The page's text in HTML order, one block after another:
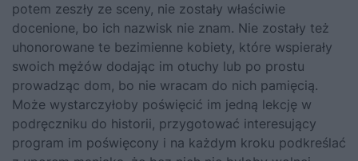
potem zeszły ze sceny, nie zostały właściwie
docenione, bo ich nazwisk nie znam. Nie zostały też
uhonorowane te bezimienne kobiety, które wspierały
swoich mężów dodając im otuchy lub po prostu
prowadząc dom, bo nie wracam do nich pamięcią.
Może wystarczyłoby poświęcić im jedną lekcję w
podręczniku do historii, przygotować interesujący
program im poświęcony i na każdym kroku podkreślać